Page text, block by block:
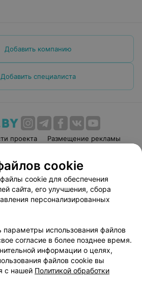
Добавить компанию
Добавить специалиста
проекта
Размещение рекламы
соглашение
Способы оплаты
Партнеры
руководителю 103.by
персональных данных
cookie
cookie для обеспечения
сайта, его улучшения, сбора
персонализированных
использования файлов
согласие в более позднее время.
информации о целях,
файлов cookie вы
с нашей Политикой обработки